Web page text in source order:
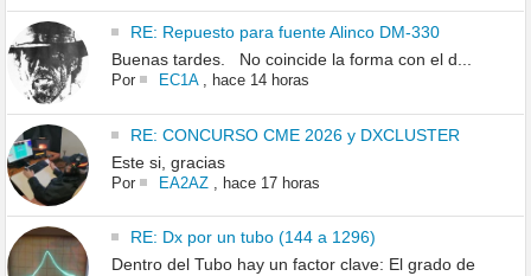
RE: Repuesto para fuente Alinco DM-330
Buenas tardes. No coincide la forma con el d...
Por EC1A, hace 14 horas
RE: CONCURSO CME 2026 y DXCLUSTER
Este si, gracias
Por EA2AZ, hace 17 horas
RE: Dx por un tubo (144 a 1296)
Dentro del Tubo hay un factor clave: El grado de